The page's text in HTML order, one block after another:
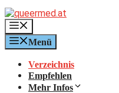
Zum
Inhalt
springen
Menü
Verzeichnis
Empfehlen
Mehr Infos